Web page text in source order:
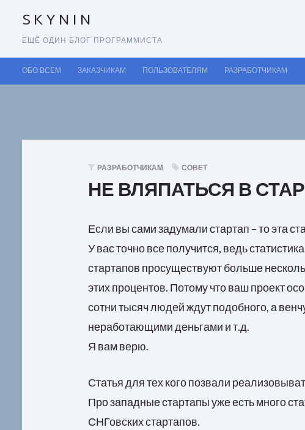
SKYNIN
ЕЩЁ ОДИН БЛОГ ПРОГРАММИСТА
ОБО ВСЕМ ЗАКАЗЧИКАМ ПОЛЬЗОВАТЕЛЯМ РАЗРАБОТЧИКАМ
РАЗРАБОТЧИКАМ СОВЕТ
НЕ ВЛЯПАТЬСЯ В
Если вы сами задумали стартап – то эта
У вас точно все получится, ведь
стартапов просуществуют больше
этих процентов. Потому что ваш проект
сотни тысяч людей ждут подобного, а
неработающими деньгами и т.д.
Я вам верю.
Статья для тех кого позвали
Про западные стартапы уже есть много
СНГовских стартапов.